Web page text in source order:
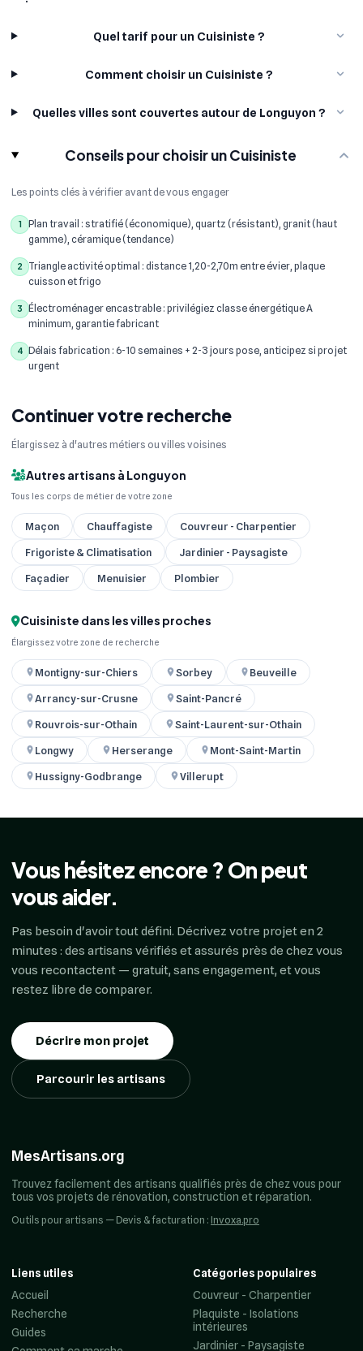
Quel tarif pour un Cuisiniste ?
Comment choisir un Cuisiniste ?
Quelles villes sont couvertes autour de Longuyon ?
Conseils pour choisir un Cuisiniste
Les points clés à vérifier avant de vous engager
1
Plan travail : stratifié (économique), quartz (résistant), granit (haut
gamme), céramique (tendance)
2
Triangle activité optimal : distance 1,20-2,70m entre évier, plaque
cuisson et frigo
3
Électroménager encastrable : privilégiez classe énergétique A
minimum, garantie fabricant
4 Délais fabrication : 6-10 semaines + 2-3 jours pose, anticipez si projet
urgent
Continuer votre recherche
Élargissez à d'autres métiers ou villes voisines
Autres artisans à Longuyon
Tous les corps de métier de votre zone
Maçon Chauffagiste
Couvreur - Charpentier
Frigoriste & Climatisation
Jardinier - Paysagiste
Façadier
Menuisier Plombier
Cuisiniste dans les villes proches
Élargissez votre zone de recherche
Montigny-sur-Chiers Sorbey
Beuveille
Arrancy-sur-Crusne
Saint-Pancré
Rouvrois-sur-Othain
Saint-Laurent-sur-Othain
Longwy
Herserange
Mont-Saint-Martin
Hussigny-Godbrange
Villerupt
Vous hésitez encore ? On peut
vous aider.
Pas besoin d'avoir tout défini. Décrivez votre projet en 2
minutes : des artisans vérifiés et assurés près de chez vous
vous recontactent — gratuit, sans engagement, et vous
restez libre de comparer.
Décrire mon projet
Parcourir les artisans
MesArtisans.org
Trouvez facilement des artisans qualifiés près de chez vous pour
tous vos projets de rénovation, construction et réparation.
Outils pour artisans — Devis & facturation : Invoxa.pro
Liens utiles
Accueil
Recherche
Guides
Catégories populaires
Couvreur - Charpentier
Plaquiste - Isolations
intérieures
Jardinier - Paysagiste